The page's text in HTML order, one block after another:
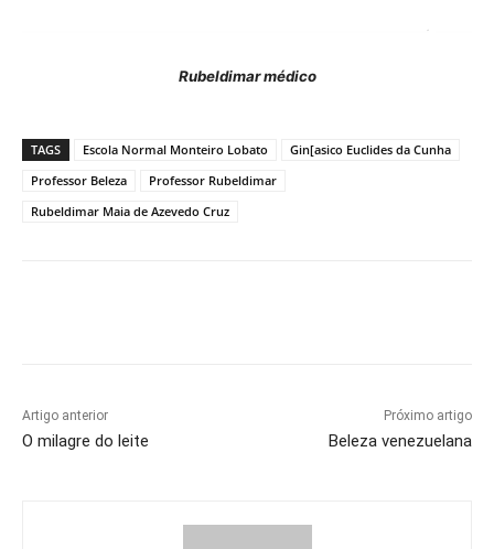
Rubeldimar médico
TAGS Escola Normal Monteiro Lobato
Gin[asico Euclides da Cunha
Professor Beleza
Professor Rubeldimar
Rubeldimar Maia de Azevedo Cruz
Artigo anterior
O milagre do leite
Próximo artigo
Beleza venezuelana